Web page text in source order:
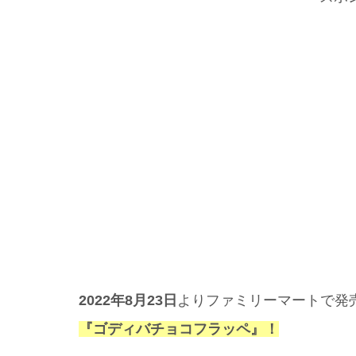
2022年8月23日 よりファミリーマートで発
『ゴディバチョコフラッペ』！